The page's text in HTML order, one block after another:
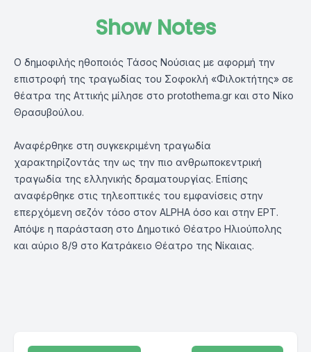
Show Notes
Ο δημοφιλής ηθοποιός Τάσος Νούσιας με αφορμή την
επιστροφή της τραγωδίας του Σοφοκλή «Φιλοκτήτης» σε
θέατρα της Αττικής μίλησε στο protothema.gr και στο Νίκο
Θρασυβούλου.
Αναφέρθηκε στη συγκεκριμένη τραγωδία
χαρακτηρίζοντάς την ως την πιο ανθρωποκεντρική
τραγωδία της ελληνικής δραματουργίας. Επίσης
αναφέρθηκε στις τηλεοπτικές του εμφανίσεις στην
επερχόμενη σεζόν τόσο στον ALPHA όσο και στην ΕΡΤ.
Απόψε η παράσταση στο Δημοτικό Θέατρο Ηλιούπολης
και αύριο 8/9 στο Κατράκειο Θέατρο της Νίκαιας.